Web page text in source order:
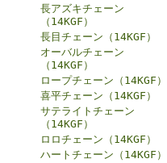
長アズキチェーン
（14KGF）
長目チェーン（14KGF）
オーバルチェーン
（14KGF）
ロープチェーン（14KGF）
喜平チェーン（14KGF）
サテライトチェーン
（14KGF）
ロロチェーン（14KGF）
ハートチェーン（14KGF）